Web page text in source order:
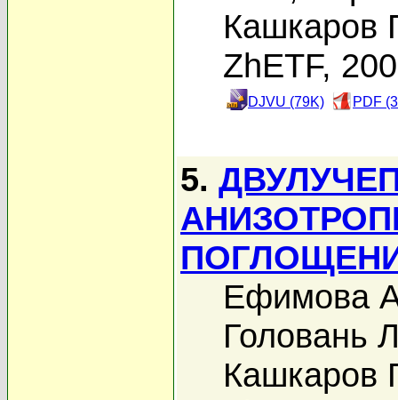
Кашкаров
ZhETF,
DJVU (79K) PDF
5.
Ефимова
Головань
Кашкаров